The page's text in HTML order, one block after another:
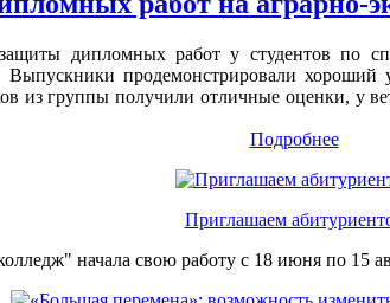
дипломных работ у студентов по
Выпускники продемонстрировали
из группы получили отличные оценки, у
Подробнее
Приглашаем
начала свою работу с 18 июня по 15